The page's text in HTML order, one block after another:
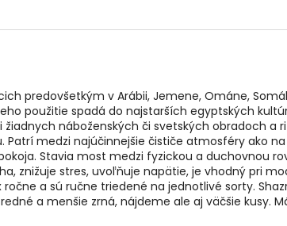
predovšetkým v Arábii, Jemene, Ománe,
použitie spadá do najstarších egyptských
náboženských či svetských obradoch a
Patrí medzi najúčinnejšie čističe atmosféry ako
Stavia most medzi fyzickou a duchovnou
znižuje stres, uvoľňuje napätie, je vhodný pri
a sú ručne triedené na jednotlivé sorty.
a menšie zrná, nájdeme ale aj väčšie kusy.